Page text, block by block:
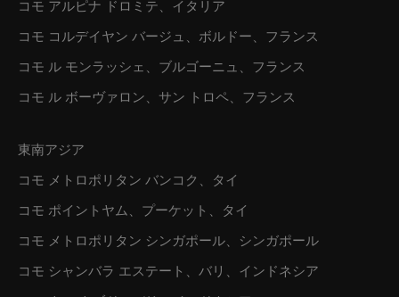
コモ アルピナ ドロミテ、イタリア
コモ コルデイヤン バージュ、ボルドー、フランス
コモ ル モンラッシェ、ブルゴーニュ、フランス
コモ ル ボーヴァロン、サン トロペ、フランス
東南アジア
コモ メトロポリタン バンコク、タイ
コモ ポイントヤム、プーケット、タイ
コモ メトロポリタン シンガポール、シンガポール
コモ シャンバラ エステート、バリ、インドネシア